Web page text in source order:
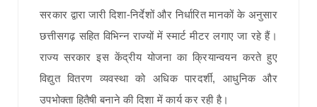
सरकार द्वारा जारी दिशा-निर्देशों और निर्धारित मानकों के अनुसार
छत्तीसगढ़ सहित विभिन्न राज्यों में स्मार्ट मीटर लगाए जा रहे हैं।
राज्य सरकार इस केंद्रीय योजना का क्रियान्वयन करते हुए
विद्युत वितरण व्यवस्था को अधिक पारदर्शी, आधुनिक और
उपभोक्ता हितैषी बनाने की दिशा में कार्य कर रही है।